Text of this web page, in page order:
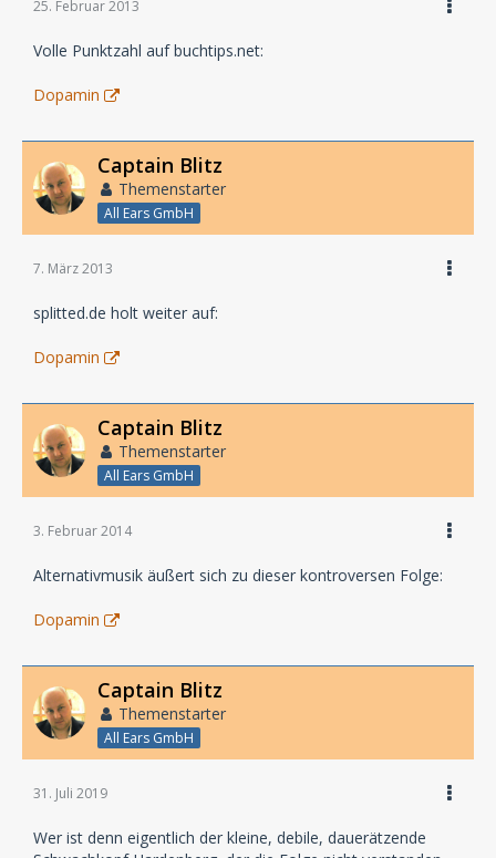
25. Februar 2013
Volle Punktzahl auf buchtips.net:
Dopamin
Captain Blitz
Themenstarter
All Ears GmbH
7. März 2013
splitted.de holt weiter auf:
Dopamin
Captain Blitz
Themenstarter
All Ears GmbH
3. Februar 2014
Alternativmusik äußert sich zu dieser kontroversen Folge:
Dopamin
Captain Blitz
Themenstarter
All Ears GmbH
31. Juli 2019
Wer ist denn eigentlich der kleine, debile, dauerätzende